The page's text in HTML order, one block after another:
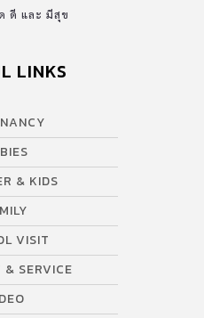
ดี และ มีสุข
LINKS
& KIDS
VISIT
& SERVICE